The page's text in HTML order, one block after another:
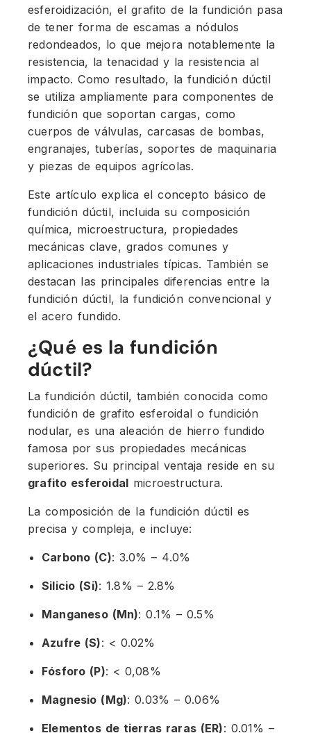
esferoidización, el grafito de la fundición pasa
de tener forma de escamas a nódulos
redondeados, lo que mejora notablemente la
resistencia, la tenacidad y la resistencia al
impacto. Como resultado, la fundición dúctil
se utiliza ampliamente para componentes de
fundición que soportan cargas, como
cuerpos de válvulas, carcasas de bombas,
engranajes, tuberías, soportes de maquinaria
y piezas de equipos agrícolas.
Este artículo explica el concepto básico de
fundición dúctil, incluida su composición
química, microestructura, propiedades
mecánicas clave, grados comunes y
aplicaciones industriales típicas. También se
destacan las principales diferencias entre la
fundición dúctil, la fundición convencional y
el acero fundido.
¿Qué es la fundición
dúctil?
La fundición dúctil, también conocida como
fundición de grafito esferoidal o fundición
nodular, es una aleación de hierro fundido
famosa por sus propiedades mecánicas
superiores. Su principal ventaja reside en su
grafito esferoidal microestructura.
La composición de la fundición dúctil es
precisa y compleja, e incluye:
Carbono (C): 3.0% – 4.0%
Silicio (Si): 1.8% – 2.8%
Manganeso (Mn): 0.1% – 0.5%
Azufre (S): < 0.02%
Fósforo (P): < 0,08%
Magnesio (Mg): 0.03% – 0.06%
Elementos de tierras raras (ER): 0.01% –